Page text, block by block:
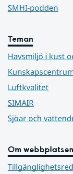
SMHI-podden
Teman
Havsmiljö i kust
Luftkvalitet
SIMAIR
Sjöar och
Om webbplatsen